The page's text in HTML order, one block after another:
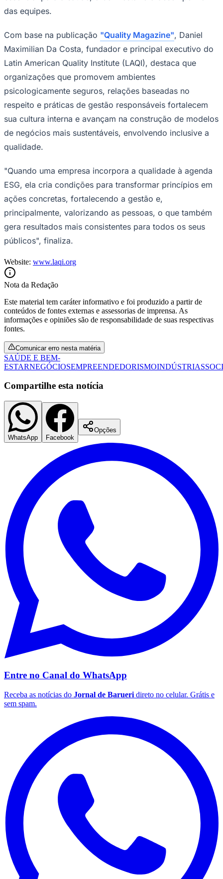
Corinthians
Palmeiras
São Paulo
Santos
das equipes.
Com base na publicação "Quality Magazine", Daniel
Maximilian Da Costa, fundador e principal executivo do
Latin American Quality Institute (LAQI), destaca que
organizações que promovem ambientes
psicologicamente seguros, relações baseadas no
respeito e práticas de gestão responsáveis fortalecem
sua cultura interna e avançam na construção de modelos
de negócios mais sustentáveis, envolvendo inclusive a
qualidade.
"Quando uma empresa incorpora a qualidade à agenda
ESG, ela cria condições para transformar princípios em
ações concretas, fortalecendo a gestão e,
principalmente, valorizando as pessoas, o que também
gera resultados mais consistentes para todos os seus
públicos", finaliza.
Website: www.laqi.org
Nota da Redação
Este material tem caráter informativo e foi produzido a partir de
conteúdos de fontes externas e assessorias de imprensa. As
informações e opiniões são de responsabilidade de suas respectivas
fontes.
Comunicar erro nesta matéria
SAÚDE E BEM-
ESTARNEGÓCIOSEMPREENDEDORISMOINDÚSTRIAS
Compartilhe esta notícia
WhatsApp Facebook
Opções
Entre no Canal do WhatsApp
Receba as notícias do Jornal de Barueri direto no celular. Grátis e
sem spam.